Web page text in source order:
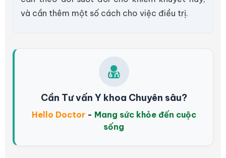
và cần thêm một số cách cho việc điều trị.
Cần Tư vấn Y khoa Chuyên sâu?
Hello Doctor- Mang sức khỏe đến cuộc
sống